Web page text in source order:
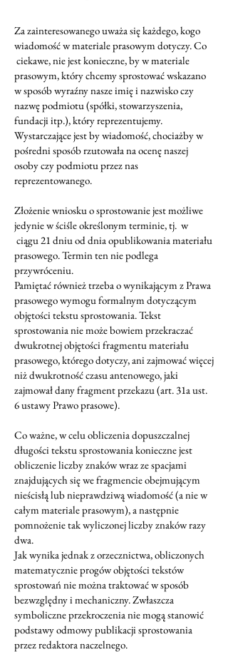
Za zainteresowanego uważa się każdego, kogo
wiadomość w materiale prasowym dotyczy. Co
ciekawe, nie jest konieczne, by w materiale
prasowym, który chcemy sprostować wskazano
w sposób wyraźny nasze imię i nazwisko czy
nazwę podmiotu (spółki, stowarzyszenia,
fundacji itp.), który reprezentujemy.
Wystarczające jest by wiadomość, chociażby w
pośredni sposób rzutowała na ocenę naszej
osoby czy podmiotu przez nas
reprezentowanego.
Złożenie wniosku o sprostowanie jest możliwe
jedynie w ściśle określonym terminie, tj. w
ciągu 21 dniu od dnia opublikowania materiału
prasowego. Termin ten nie podlega
przywróceniu.
Pamiętać również trzeba o wynikającym z Prawa
prasowego wymogu formalnym dotyczącym
objętości tekstu sprostowania. Tekst
sprostowania nie może bowiem przekraczać
dwukrotnej objętości fragmentu materiału
prasowego, którego dotyczy, ani zajmować więcej
niż dwukrotność czasu antenowego, jaki
zajmował dany fragment przekazu (art. 31a ust.
6 ustawy Prawo prasowe).
Co ważne, w celu obliczenia dopuszczalnej
długości tekstu sprostowania konieczne jest
obliczenie liczby znaków wraz ze spacjami
znajdujących się we fragmencie obejmującym
nieścisłą lub nieprawdziwą wiadomość (a nie w
całym materiale prasowym), a następnie
pomnożenie tak wyliczonej liczby znaków razy
dwa.
Jak wynika jednak z orzecznictwa, obliczonych
matematycznie progów objętości tekstów
sprostowań nie można traktować w sposób
bezwzględny i mechaniczny. Zwłaszcza
symboliczne przekroczenia nie mogą stanowić
podstawy odmowy publikacji sprostowania
przez redaktora naczelnego.